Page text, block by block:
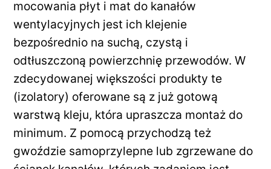
mocowania płyt i mat do kanałów
wentylacyjnych jest ich klejenie
bezpośrednio na suchą, czystą i
odtłuszczoną powierzchnię przewodów. W
zdecydowanej większości produkty te
(izolatory) oferowane są z już gotową
warstwą kleju, która upraszcza montaż do
minimum. Z pomocą przychodzą też
gwoździe samoprzylepne lub zgrzewane do